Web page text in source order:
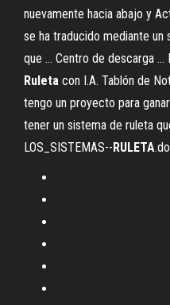
nuevamente hacia abajo y
se ha traducido mediante
que ... Centro de descarga
Ruleta con I.A. Tablón de
tengo un proyecto para
tener un sistema de ruleta
LOS_SISTEMAS--RULETA